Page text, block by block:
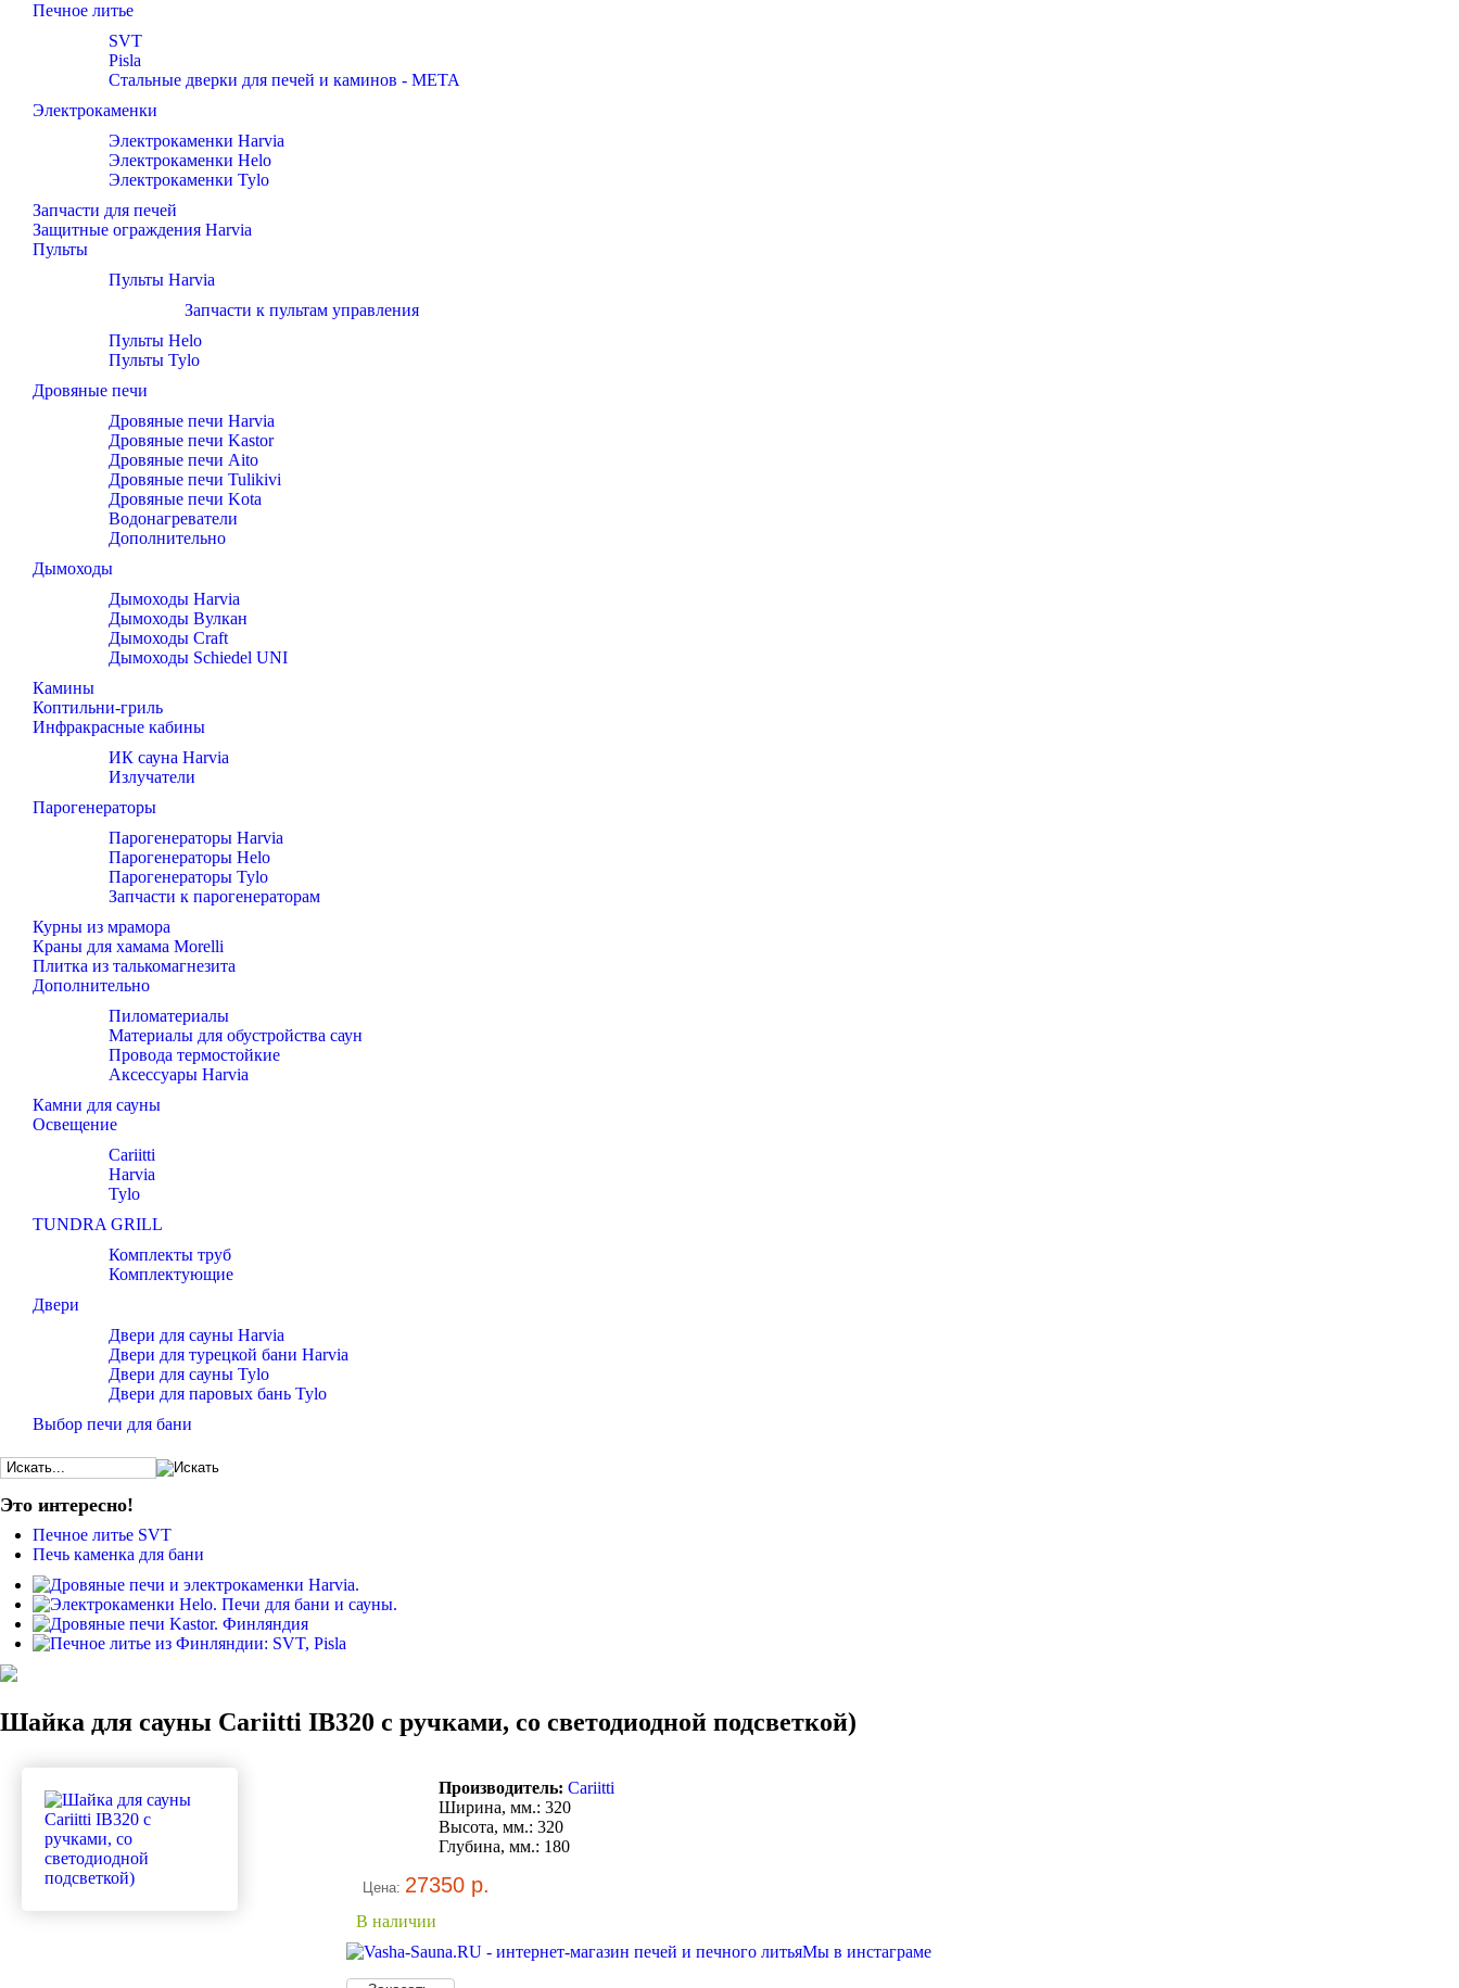
Печное литье
SVT
Pisla
Стальные дверки для печей и каминов - META
Электрокаменки
Электрокаменки Harvia
Электрокаменки Helo
Электрокаменки Tylo
Запчасти для печей
Защитные ограждения Harvia
Пульты
Пульты Harvia
Запчасти к пультам управления
Пульты Helo
Пульты Tylo
Дровяные печи
Дровяные печи Harvia
Дровяные печи Kastor
Дровяные печи Aito
Дровяные печи Tulikivi
Дровяные печи Kota
Водонагреватели
Дополнительно
Дымоходы
Дымоходы Harvia
Дымоходы Вулкан
Дымоходы Craft
Дымоходы Schiedel UNI
Камины
Коптильни-гриль
Инфракрасные кабины
ИК сауна Harvia
Излучатели
Парогенераторы
Парогенераторы Harvia
Парогенераторы Helo
Парогенераторы Tylo
Запчасти к парогенераторам
Курны из мрамора
Краны для хамама Morelli
Плитка из талькомагнезита
Дополнительно
Пиломатериалы
Материалы для обустройства саун
Провода термостойкие
Аксессуары Harvia
Камни для сауны
Освещение
Cariitti
Harvia
Tylo
TUNDRA GRILL
Комплекты труб
Комплектующие
Двери
Двери для сауны Harvia
Двери для турецкой бани Harvia
Двери для сауны Tylo
Двери для паровых бань Tylo
Выбор печи для бани
Это интересно!
Печное литье SVT
Печь каменка для бани
Шайка для сауны Cariitti IB320 с ручками, со светодиодной подсветкой)
Производитель: Cariitti
Ширина, мм.: 320
Высота, мм.: 320
Глубина, мм.: 180
Цена: 27350 р.
В наличии
Мы в инстаграме